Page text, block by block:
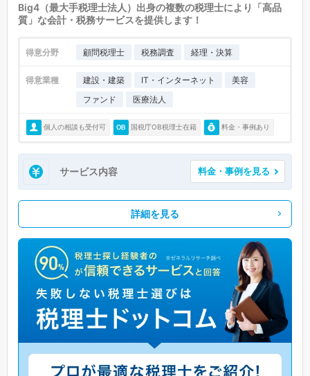
Big4（最大手税理士法人）出身の複数の税理士により「高品
質」な会計・税務サービスを提供します！
得意分野 顧問税理士 税務調査 経理・決算
得意業種 建設・建築 IT・インターネット
美容
ファンド
医療法人
個人の相談も受付可 国税庁OB税理士在籍 料金・事例あり
サービス内容 料金・事例を見る
詳細を見る